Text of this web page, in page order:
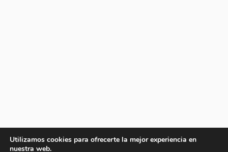
Utilizamos cookies para ofrecerte la mejor experiencia en
nuestra web.